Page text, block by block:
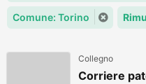
Comune: Torino
Collegno
Corriere